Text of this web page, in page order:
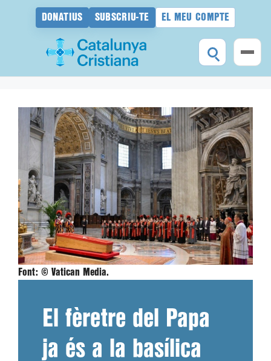
DONATIUS SUBSCRIU-TE EL MEU COMPTE
contingut
Font: © Vatican Media.
El fèretre del Papa
ja és a la basílica